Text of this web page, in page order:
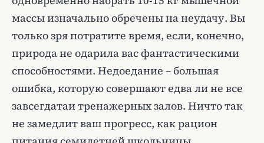
массы изначально обречены на неудачу. Вы
только зря потратите время, если, конечно,
природа не одарила вас фантастическими
способностями. Недоедание – большая
ошибка, которую совершают едва ли не все
завсегдатаи тренажерных залов. Ничто так
не замедлит ваш прогресс, как рацион